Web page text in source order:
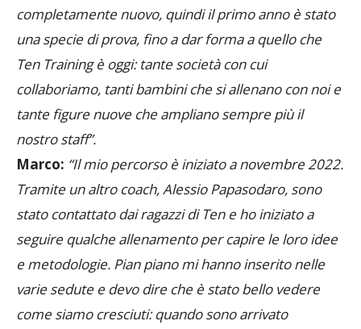
completamente nuovo, quindi il primo anno è stato
una specie di prova, fino a dar forma a quello che
Ten Training è oggi: tante società con cui
collaboriamo, tanti bambini che si allenano con noi e
tante figure nuove che ampliano sempre più il
nostro staff”.
Marco: “Il mio percorso è iniziato a novembre 2022.
Tramite un altro coach, Alessio Papasodaro, sono
stato contattato dai ragazzi di Ten e ho iniziato a
seguire qualche allenamento per capire le loro idee
e metodologie. Pian piano mi hanno inserito nelle
varie sedute e devo dire che è stato bello vedere
come siamo cresciuti: quando sono arrivato